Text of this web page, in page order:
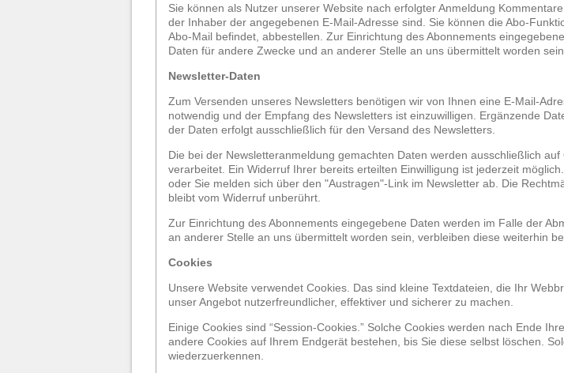
Sie können als Nutzer unserer Website nach erfolgter Anmeldung
der Inhaber der angegebenen E-Mail-Adresse sind. Sie können die Abo-
Abo-Mail befindet, abbestellen. Zur Einrichtung des Abonnements
Daten für andere Zwecke und an anderer Stelle an uns übermittelt worden
Newsletter-Daten
Zum Versenden unseres Newsletters benötigen wir von Ihnen eine E-Mail-
notwendig und der Empfang des Newsletters ist einzuwilligen. Ergänzende
der Daten erfolgt ausschließlich für den Versand des Newsletters.
Die bei der Newsletteranmeldung gemachten Daten werden ausschließlich
verarbeitet. Ein Widerruf Ihrer bereits erteilten Einwilligung ist jederzeit
oder Sie melden sich über den "Austragen"-Link im Newsletter ab. Die
bleibt vom Widerruf unberührt.
Zur Einrichtung des Abonnements eingegebene Daten werden im Falle der
an anderer Stelle an uns übermittelt worden sein, verbleiben diese weiterhin
Cookies
Unsere Website verwendet Cookies. Das sind kleine Textdateien, die Ihr
unser Angebot nutzerfreundlicher, effektiver und sicherer zu machen.
Einige Cookies sind “Session-Cookies.” Solche Cookies werden nach Ende
andere Cookies auf Ihrem Endgerät bestehen, bis Sie diese selbst löschen.
wiederzuerkennen.